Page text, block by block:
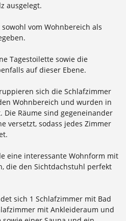
ausgelegt.
vom Wohnbereich als
Tagestoilette sowie die
auf dieser Ebene.
sich die Schlafzimmer
Wohnbereich und wurden in
Die Räume sind gegeneinander
versetzt, sodass jedes Zimmer
eine interessante Wohnform mit
die den Sichtdachstuhl perfekt
sich 1 Schlafzimmer mit Bad
mit Ankleideraum und